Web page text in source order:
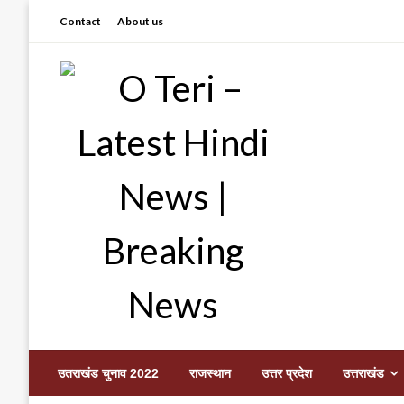
Contact About us
O Teri – Latest Hindi
उतराखंड चुनाव 2022 राजस्थान उत्तर प्रदेश उत्तराखंड